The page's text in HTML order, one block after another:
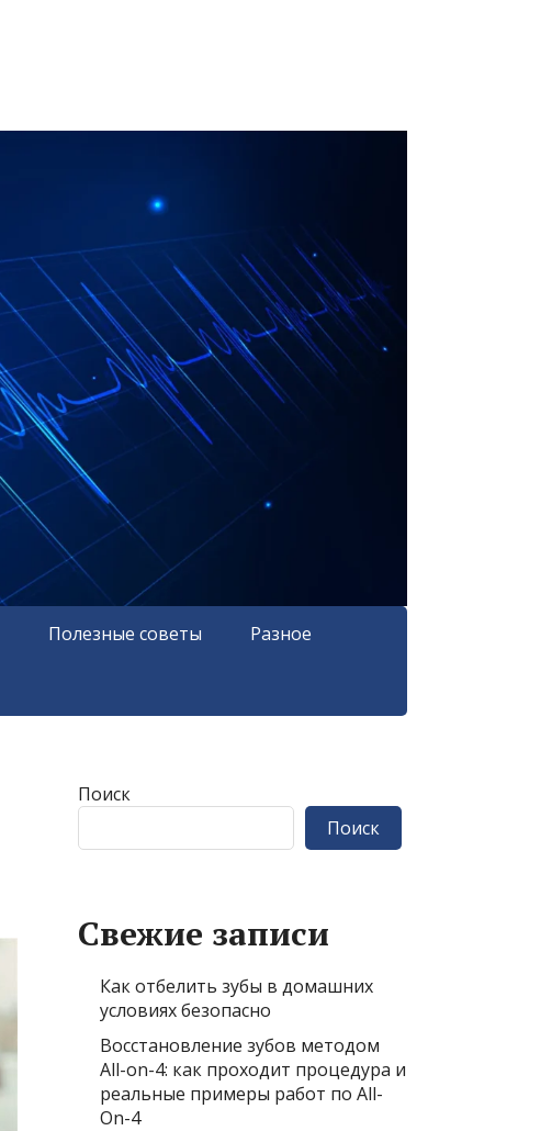
Полезные советы Разное
Поиск
Поиск
Свежие записи
Как отбелить зубы в домашних
условиях безопасно
Восстановление зубов методом
All-on-4: как проходит процедура и
реальные примеры работ по All-
On-4